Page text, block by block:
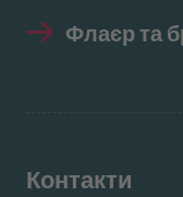
Флаєр та
Контакти